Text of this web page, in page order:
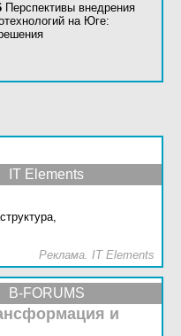
Перспективы внедрения
на Юге:
IT Elements
Реклама. IT Elements
B-FORUMS
и